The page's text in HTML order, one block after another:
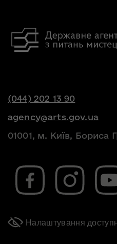
(044) 202 13 90
agency@arts.gov.ua
01001, м. Київ, Бориса
Налаштування